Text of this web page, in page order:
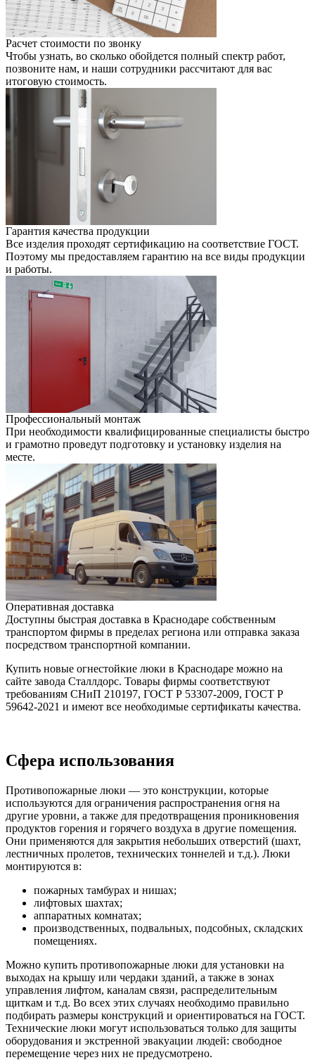
Расчет стоимости по звонку
Чтобы узнать, во сколько обойдется полный спектр работ,
позвоните нам, и наши сотрудники раcсчитают для вас
итоговую стоимость.
Гарантия качества продукции
Все изделия проходят сертификацию на соответствие ГОСТ.
Поэтому мы предоставляем гарантию на все виды продукции
и работы.
Профессиональный монтаж
При необходимости квалифицированные специалисты быстро
и грамотно проведут подготовку и установку изделия на
месте.
Оперативная доставка
Доступны быстрая доставка в Краснодаре собственным
транспортом фирмы в пределах региона или отправка заказа
посредством транспортной компании.
Купить новые огнестойкие люки в Краснодаре можно на
сайте завода Сталлдорс. Товары фирмы соответствуют
требованиям СНиП 210197, ГОСТ Р 53307-2009, ГОСТ Р
59642-2021 и имеют все необходимые сертификаты качества.
Сфера использования
Противопожарные люки — это конструкции, которые
используются для ограничения распространения огня на
другие уровни, а также для предотвращения проникновения
продуктов горения и горячего воздуха в другие помещения.
Они применяются для закрытия небольших отверстий (шахт,
лестничных пролетов, технических тоннелей и т.д.). Люки
монтируются в:
пожарных тамбурах и нишах;
лифтовых шахтах;
аппаратных комнатах;
производственных, подвальных, подсобных, складских
помещениях.
Можно купить противопожарные люки для установки на
выходах на крышу или чердаки зданий, а также в зонах
управления лифтом, каналам связи, распределительным
щиткам и т.д. Во всех этих случаях необходимо правильно
подбирать размеры конструкций и ориентироваться на ГОСТ.
Технические люки могут использоваться только для защиты
оборудования и экстренной эвакуации людей: свободное
перемещение через них не предусмотрено.